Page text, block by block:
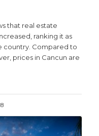
that real estate
ranking it as
country. Compared to
prices in Cancun are